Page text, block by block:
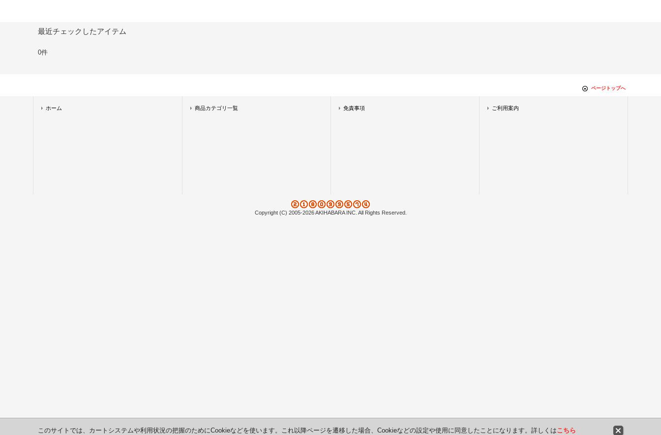
最近チェックしたアイテム
0件
ページトップへ
ホーム 商品カテゴリ一覧 免責事項 ご利用案内
Copyright (C) 2005-2026 AKIHABARA INC. All Rights Reserved.
このサイトでは、カートシステムや利用状況の把握のためにCookieなどを使います。これ以降ページを遷移した場合、Cookieなどの設定や使用に同意したことになります。詳しくはこちら